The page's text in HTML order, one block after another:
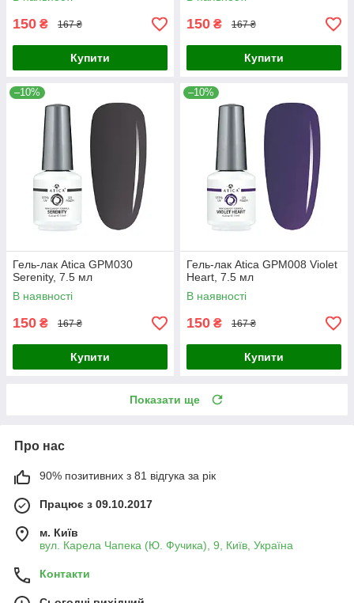
150 ₴ 167 ₴
Купити
150 ₴ 167 ₴
Купити
–10%
Гель-лак Atica GPM030
Serenity, 7.5 мл
В наявності
150 ₴ 167 ₴
Купити
–10%
Гель-лак Atica GPM008 Violet
Heart, 7.5 мл
В наявності
150 ₴ 167 ₴
Купити
Показати ще
Про нас
90% позитивних з 81 відгука за рік
Працює з 09.10.2017
м. Київ
вул. Карела Чапека (Ю. Фучика), 9, Київ, Україна
Контакти